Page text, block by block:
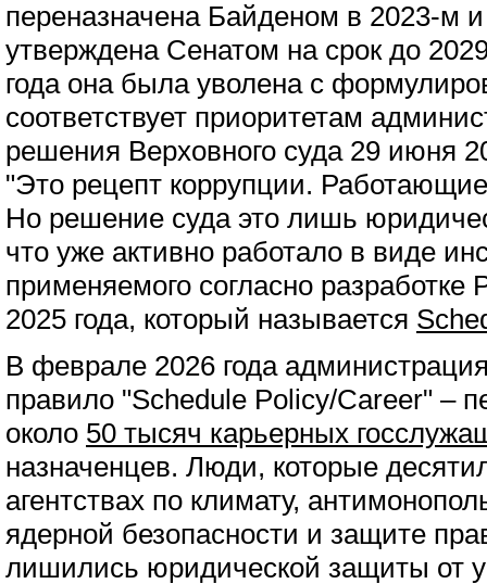
переназначена Байденом в 2023-м и
утверждена Сенатом на срок до
года она была уволена с
соответствует приоритетам
решения Верховного суда 29 июня
"Это рецепт коррупции.
Но решение суда это лишь
что уже активно работало в виде
применяемого согласно разработке
2025 года, который называется
В феврале 2026 года
правило "Schedule Policy/Career" –
около 50 тысяч карьерных
назначенцев. Люди, которые
агентствах по климату,
ядерной безопасности и защите
лишились юридической защиты от